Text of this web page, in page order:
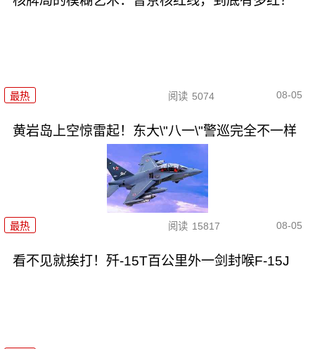
最热 阅读 5074 08-05
黄岩岛上空惊雷起！东大\"八一\"警巡完全不一样
最热 阅读 15817 08-05
看不见就挨打！歼-15T百公里外一剑封喉F-15J